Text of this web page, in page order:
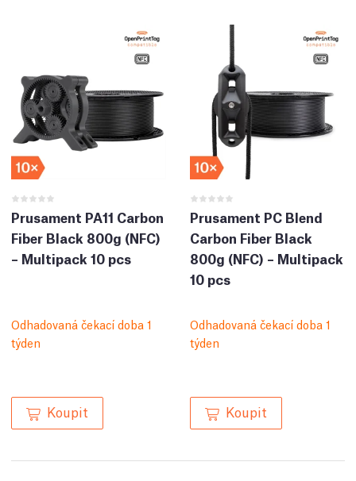
Prusament PA11 Carbon
Fiber Black 800g (NFC)
– Multipack 10 pcs
Odhadovaná čekací doba 1
týden
Koupit
Prusament PC Blend
Carbon Fiber Black
800g (NFC) – Multipack
10 pcs
Odhadovaná čekací doba 1
týden
Koupit